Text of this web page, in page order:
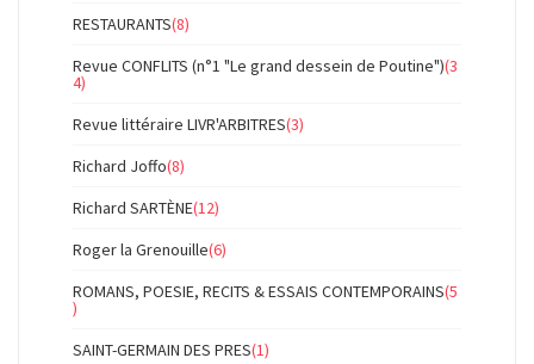
RESTAURANTS(8)
Revue CONFLITS (n°1 "Le grand dessein de Poutine")(3
4)
Revue littéraire LIVR'ARBITRES(3)
Richard Joffo(8)
Richard SARTÈNE(12)
Roger la Grenouille(6)
ROMANS, POESIE, RECITS & ESSAIS CONTEMPORAINS(5
)
SAINT-GERMAIN DES PRES(1)